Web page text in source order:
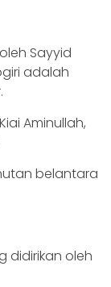
Sayyid
adalah
Aminullah,
belantara
didirikan oleh